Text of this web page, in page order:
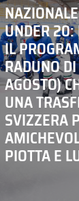
UNDER 20:
IL
RADUNO
AGOSTO)
UNA
SVIZZERA
PIOTTA E